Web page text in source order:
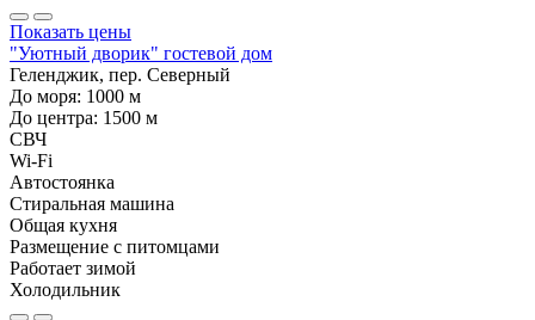
Показать цены
"Уютный дворик" гостевой дом
Геленджик, пер. Северный
До моря: 1000 м
До центра: 1500 м
СВЧ
Wi-Fi
Автостоянка
Стиральная машина
Общая кухня
Размещение с питомцами
Работает зимой
Холодильник